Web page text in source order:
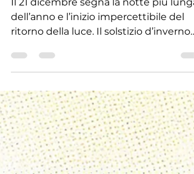
Redazione UAM.TV
21 dic 2025
Tempo di lettura: 3 min
ricominciare
Il 21 dicembre segna la notte più lunga
dell’anno e l’inizio impercettibile del
ritorno della luce. Il solstizio d’inverno
diventa così una metafora del tempo